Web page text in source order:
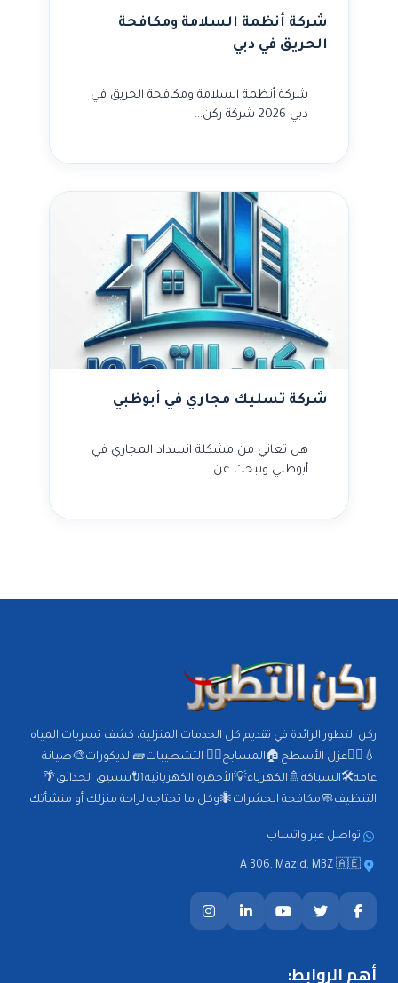
شركة أنظمة السلامة ومكافحة
الحريق في دبي
شركة أنظمة السلامة ومكافحة الحريق في
دبي 2026 شركة ركن…
شركة تسليك مجاري في أبوظبي
هل تعاني من مشكلة انسداد المجاري في
أبوظبي وتبحث عن…
ركن التطور الرائدة في تقديم كل الخدمات المنزلية، كشف تسربات المياه
💧🕵️‍♂️عزل الأسطح🏠المسابح🏊‍♂️ التشطيبات🧱الديكورات🎨صيانة
عامة🛠️السباكة🚿الكهرباء💡الأجهزة الكهربائية🔌تنسيق الحدائق🌴
التنظيف🧼مكافحة الحشرات🐜وكل ما تحتاجه لراحة منزلك أو منشأتك.
تواصل عبر واتساب
A 306, Mazid, MBZ 🇦🇪
أهم الروابط: